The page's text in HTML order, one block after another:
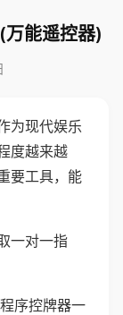
能遥控器)
为现代娱乐
度越来越
要工具，能
一对一指
序控牌器一